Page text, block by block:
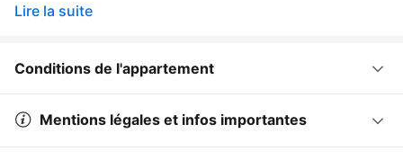
Lire la suite
Conditions de l'appartement
Mentions légales et infos importantes